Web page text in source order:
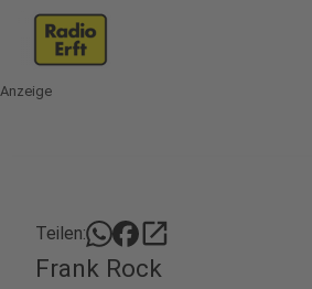
Anzeige
Teilen: open_in_new
Frank Rock